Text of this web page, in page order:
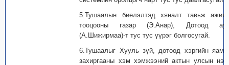
5.Тушаалын биелэлтэд хяналт тавьж
тооцооны газар (Э.Анар), Дотоод
(А.Шижирмаа)-т тус тус үүрэг болгосугай.
6.Тушаалыг Хууль зүй, дотоод хэргийн
захиргааны хэм хэмжээний актын улсын